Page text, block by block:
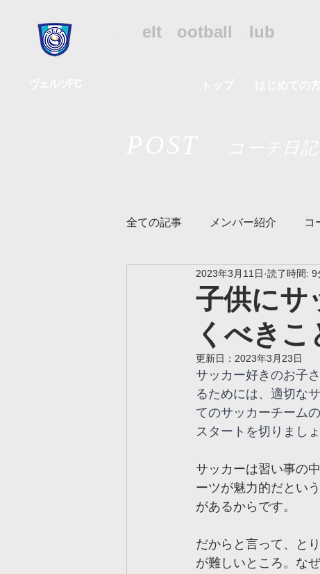
elt ootball lub
全ての記事 メンバー紹介 コ
リズムクラス ヴェルツメソ
ヴェルツ真岡校 ヴェルツ高
ヴェルツ久喜校 ヴェルツ福
子供にサ
くべきこ
2023年3月11日 読了時間: 9
更新日： 2023年3月23日
サッカー好きのお子
るためには、適切な
てのサッカーチーム
スタートを切りましょ
サッカーは習い事の
ーツが魅力的だとい
があるからです。
だからと言って、と
が難しいところ。な